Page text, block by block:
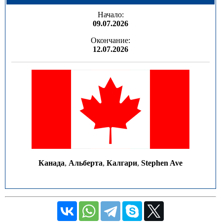
Начало:
09.07.2026
Окончание:
12.07.2026
Канада, Альберта, Калгари, Stephen Ave